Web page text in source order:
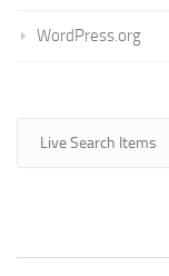
WordPress.org